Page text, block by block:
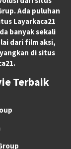
Ada puluhan
Layarkaca21
banyak sekali
dari film aksi,
di situs
Terbaik